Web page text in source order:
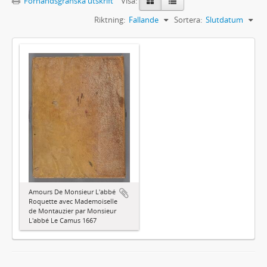
Sortera: Slutdatum
Riktning: Fallande
Amours De Monsieur L'abbé
Roquette avec Mademoiselle
de Montauzier par Monsieur
L'abbé Le Camus 1667